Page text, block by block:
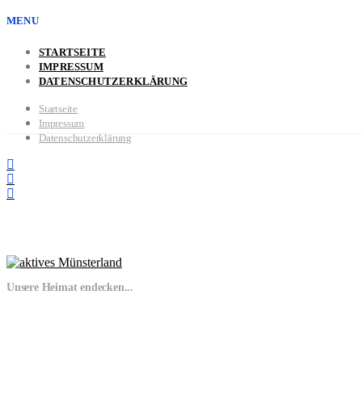
MENU
STARTSEITE
IMPRESSUM
DATENSCHUTZERKLÄRUNG
Startseite
Impressum
Datenschutzerklärung
Unsere Heimat endecken...